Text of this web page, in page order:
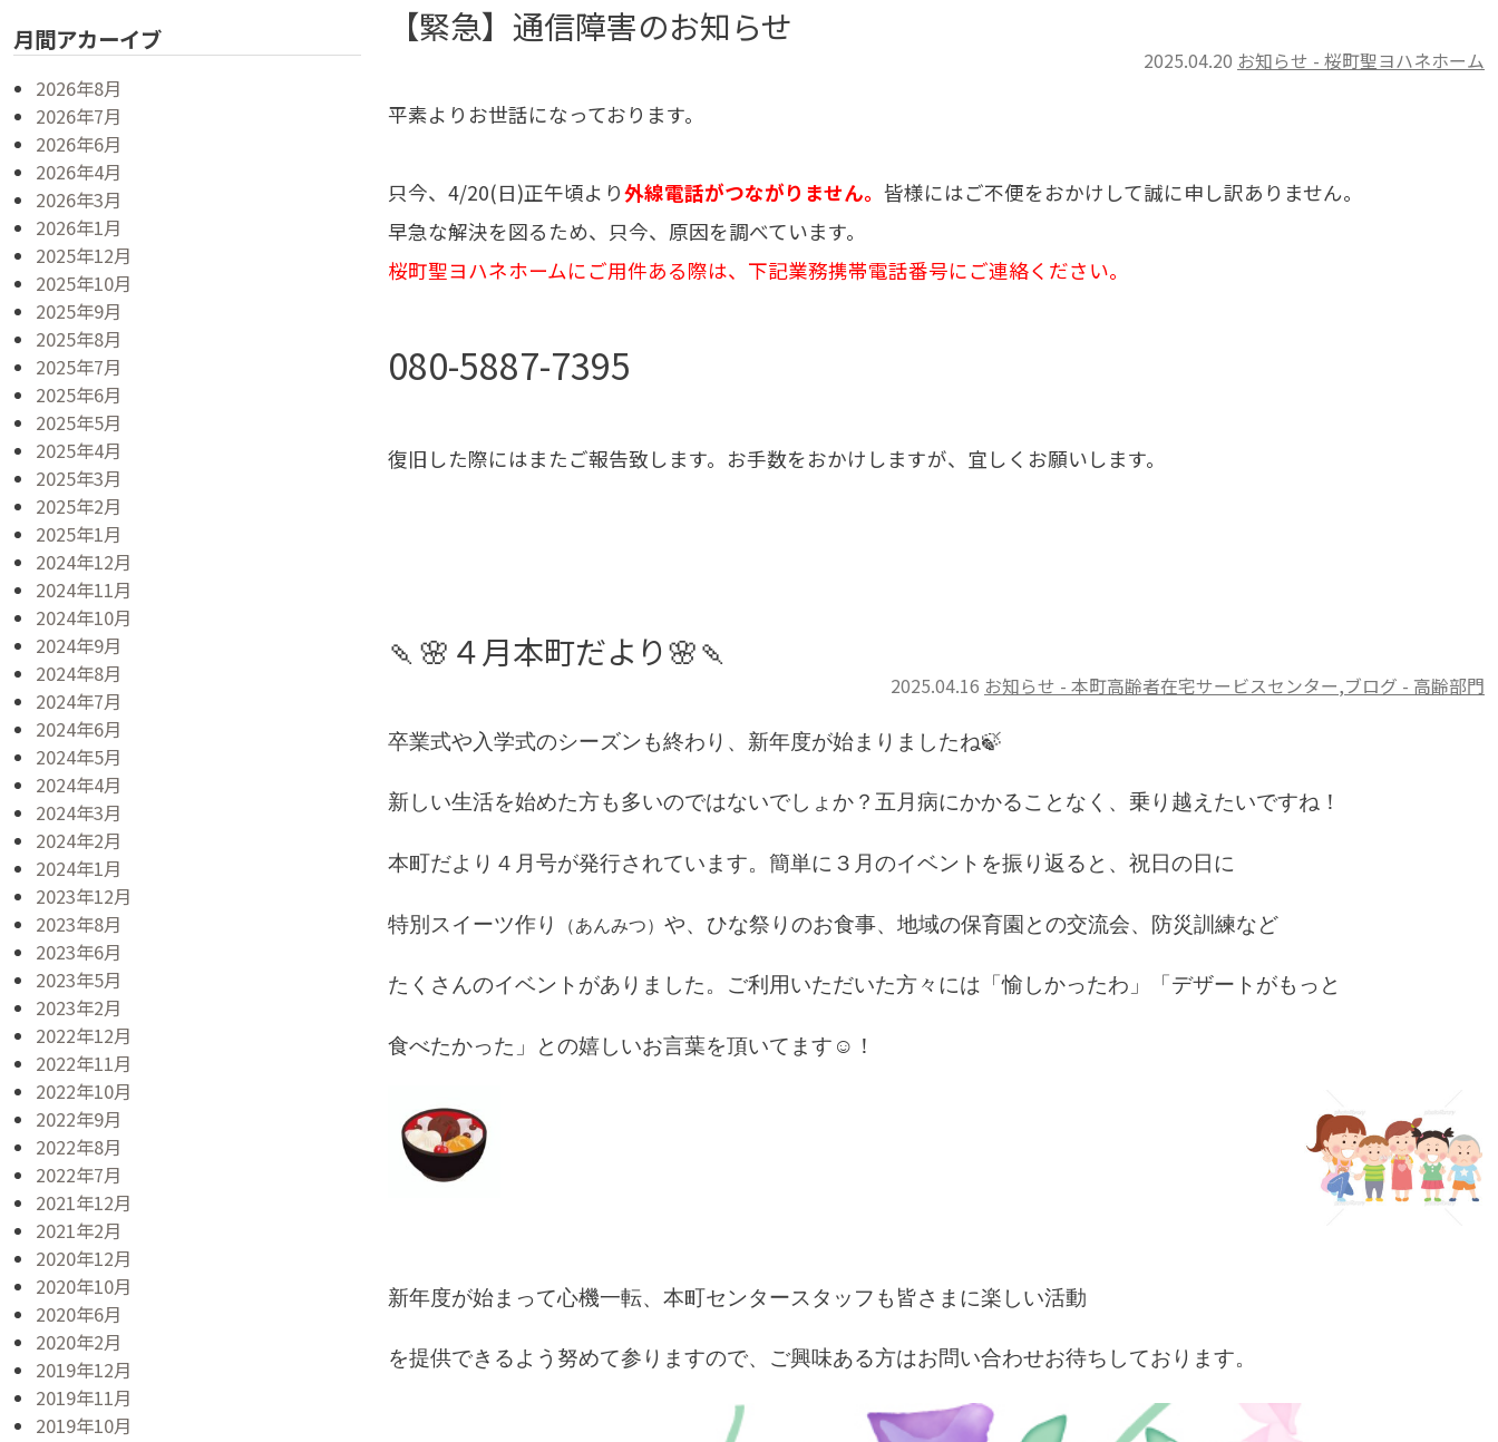
【緊急】通信障害のお知らせ
2025.04.20 お知らせ - 桜町聖ヨハネホーム
平素よりお世話になっております。
只今、4/20(日)正午頃より外線電話がつながりません。 皆様にはご不便をおかけして誠に申し訳ありません。
早急な解決を図るため、只今、原因を調べています。
桜町聖ヨハネホームにご用件ある際は、下記業務携帯電話番号にご連絡ください。
080-5887-7395
復旧した際にはまたご報告致します。お手数をおかけしますが、宜しくお願いします。
🍡🌸４月本町だより🌸🍡
2025.04.16 お知らせ - 本町高齢者在宅サービスセンター,ブログ - 高齢部門
卒業式や入学式のシーズンも終わり、新年度が始まりましたね🍃
新しい生活を始めた方も多いのではないでしょか？五月病にかかることなく、乗り越えたいですね！
本町だより４月号が発行されています。簡単に３月のイベントを振り返ると、祝日の日に
特別スイーツ作り （あんみつ） や、ひな祭りのお食事、地域の保育園との交流会、防災訓練など
たくさんのイベントがありました。ご利用いただいた方々には「愉しかったわ」「デザートがもっと
食べたかった」との嬉しいお言葉を頂いてます☺！
新年度が始まって心機一転、本町センタースタッフも皆さまに楽しい活動
を提供できるよう努めて参りますので、ご興味ある方はお問い合わせお待ちしております。
月間アカーイブ
2026年8月
2026年7月
2026年6月
2026年4月
2026年3月
2026年1月
2025年12月
2025年10月
2025年9月
2025年8月
2025年7月
2025年6月
2025年5月
2025年4月
2025年3月
2025年2月
2025年1月
2024年12月
2024年11月
2024年10月
2024年9月
2024年8月
2024年7月
2024年6月
2024年5月
2024年4月
2024年3月
2024年2月
2024年1月
2023年12月
2023年8月
2023年6月
2023年5月
2023年2月
2022年12月
2022年11月
2022年10月
2022年9月
2022年8月
2022年7月
2021年12月
2021年2月
2020年12月
2020年10月
2020年6月
2020年2月
2019年12月
2019年11月
2019年10月